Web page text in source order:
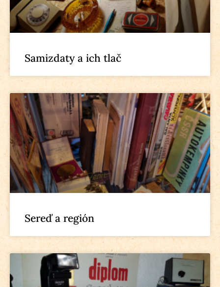
Samizdaty a ich tlač
Sereď a región